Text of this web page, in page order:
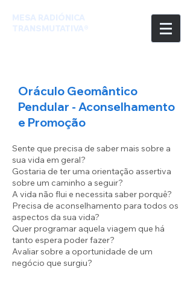
MESA RADIÓNICA
TRANSMUTATIVA®
Oráculo Geomântico
Pendular - Aconselhamento
e Promoção
Sente que precisa de saber mais sobre a
sua vida em geral?
Gostaria de ter uma orientação assertiva
sobre um caminho a seguir?
A vida não flui e necessita saber porquê?
Precisa de aconselhamento para todos os
aspectos da sua vida?
Quer programar aquela viagem que há
tanto espera poder fazer?
Avaliar sobre a oportunidade de um
negócio que surgiu?